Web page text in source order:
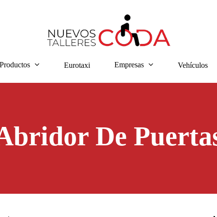
Productos Eurotaxi Empresas Vehículos
De